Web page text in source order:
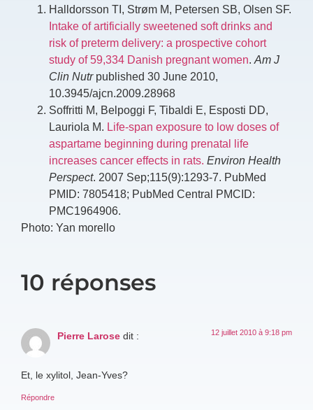
Halldorsson TI, Strøm M, Petersen SB, Olsen SF.
Intake of artificially sweetened soft drinks and
risk of preterm delivery: a prospective cohort
study of 59,334 Danish pregnant women.Am J
Clin Nutrpublished 30 June 2010,
10.3945/ajcn.2009.28968
Soffritti M, Belpoggi F, Tibaldi E, Esposti DD,
Lauriola M. Life-span exposure to low doses of
aspartame beginning during prenatal life
increases cancer effects in rats. Environ Health
Perspect. 2007 Sep;115(9):1293-7. PubMed
PMID: 7805418; PubMed Central PMCID:
PMC1964906.
Photo: Yan morello
10 réponses
Pierre Larose dit : 12 juillet 2010 à 9:18 pm
Et, le xylitol, Jean-Yves?
Répondre